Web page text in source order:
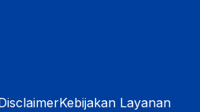
Kebijakan Layanan